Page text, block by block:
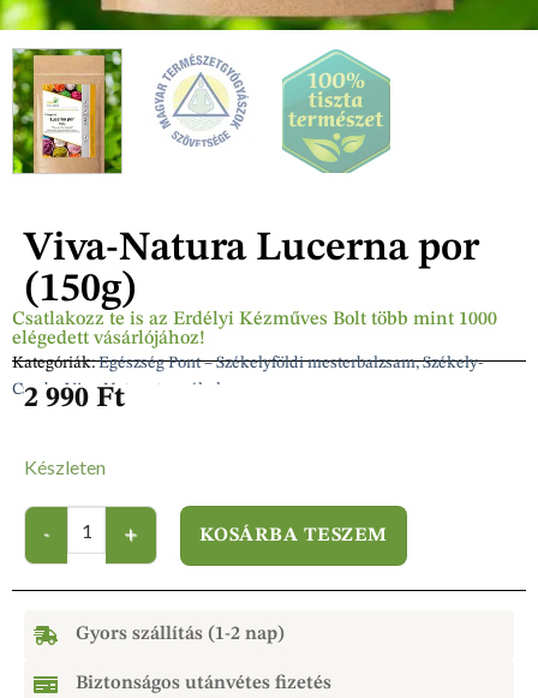
Csatlakozz te is az Erdélyi Kézműves Bolt több mint 1000
elégedett vásárlójához!
Kategóriák:Egészség Pont – Székelyföldi mesterbalzsam, Székely-
Csuda, Viva-Natura termékek
Viva-Natura Lucerna por
(150g)
2 990 Ft
Készleten
KOSÁRBA TESZEM
Gyors szállítás (1-2 nap)
Biztonságos utánvétes fizetés